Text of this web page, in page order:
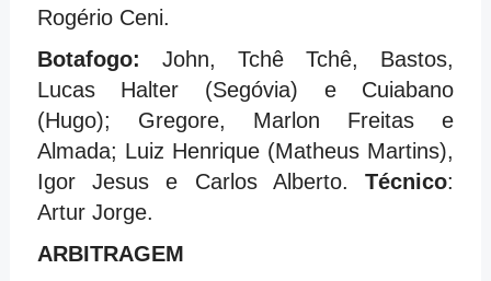
Rogério Ceni.
Botafogo: John, Tchê Tchê, Bastos,
Lucas Halter (Segóvia) e Cuiabano
(Hugo); Gregore, Marlon Freitas e
Almada; Luiz Henrique (Matheus Martins),
Igor Jesus e Carlos Alberto.Técnico:
Artur Jorge.
ARBITRAGEM